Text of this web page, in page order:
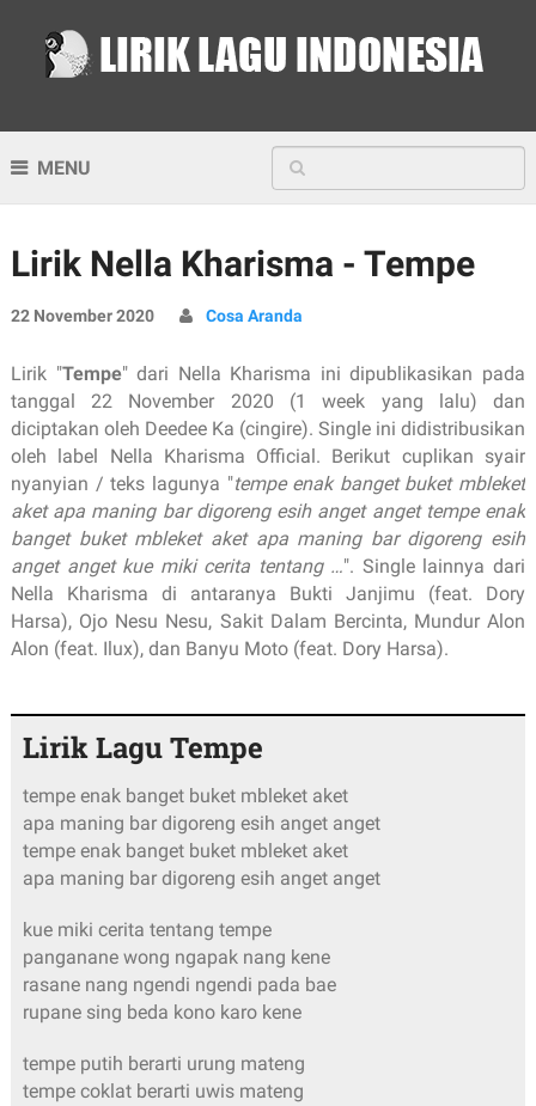
MENU
Lirik Nella Kharisma - Tempe
22 November 2020 Cosa Aranda
Lirik "Tempe" dari Nella Kharisma ini dipublikasikan pada
tanggal 22 November 2020 (1 week yang lalu) dan
diciptakan oleh Deedee Ka (cingire). Single ini didistribusikan
oleh label Nella Kharisma Official. Berikut cuplikan syair
nyanyian / teks lagunya "tempe enak banget buket mbleket
aket apa maning bar digoreng esih anget anget tempe enak
banget buket mbleket aket apa maning bar digoreng esih
anget anget kue miki cerita tentang …". Single lainnya dari
Nella Kharisma di antaranya Bukti Janjimu (feat. Dory
Harsa), Ojo Nesu Nesu, Sakit Dalam Bercinta, Mundur Alon
Alon (feat. Ilux), dan Banyu Moto (feat. Dory Harsa).
Lirik Lagu Tempe
tempe enak banget buket mbleket aket
apa maning bar digoreng esih anget anget
tempe enak banget buket mbleket aket
apa maning bar digoreng esih anget anget
kue miki cerita tentang tempe
panganane wong ngapak nang kene
rasane nang ngendi ngendi pada bae
rupane sing beda kono karo kene
tempe putih berarti urung mateng
tempe coklat berarti uwis mateng